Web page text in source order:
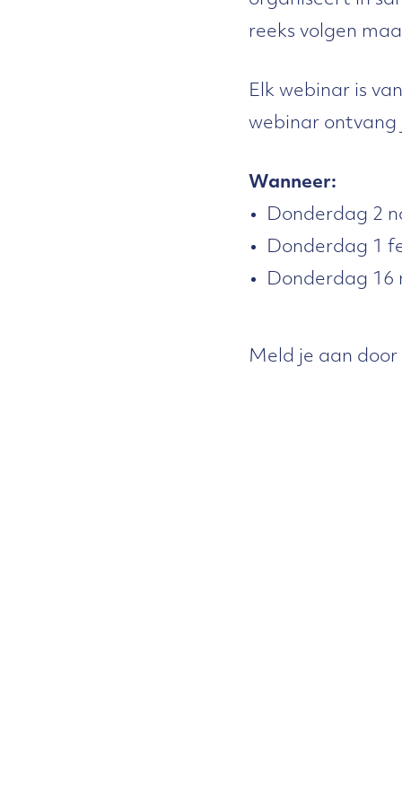
reeks volgen
Elk webinar is
webinar ontvang
Wanneer:
Donderdag 2
Donderdag 1
Donderdag 16
Meld je aan